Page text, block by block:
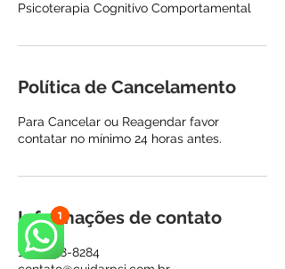
Psicoterapia Cognitivo Comportamental
Política de Cancelamento
Para Cancelar ou Reagendar favor
contatar no mínimo 24 horas antes.
Informações de contato
11 98978-8284